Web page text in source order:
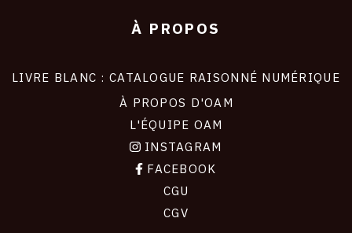
À PROPOS
LIVRE BLANC : CATALOGUE RAISONNÉ NUMÉRIQUE
À PROPOS D'OAM
L'ÉQUIPE OAM
INSTAGRAM
FACEBOOK
CGU
CGV